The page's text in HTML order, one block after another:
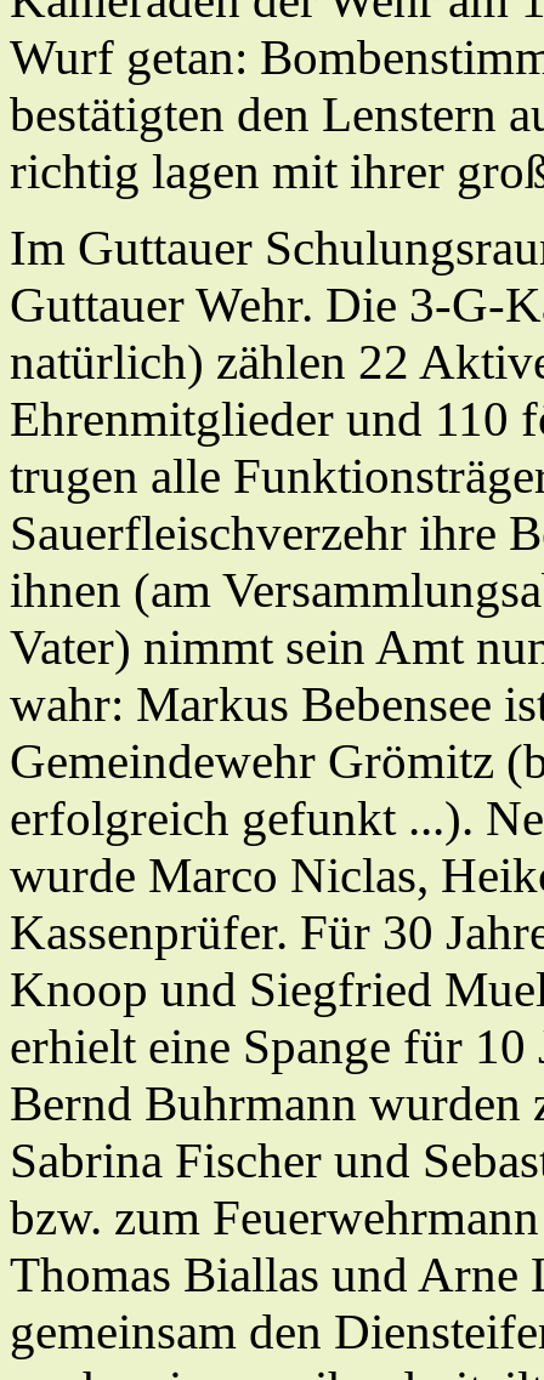
Wurf getan:
bestätigten den Lenstern
richtig lagen mit ihrer
Im Guttauer
Guttauer Wehr. Die 3-G-
natürlich) zählen 22
Ehrenmitglieder und 110
trugen alle
Sauerfleischverzehr ihre
ihnen (am
Vater) nimmt sein Amt
wahr: Markus Bebensee
Gemeindewehr Grömitz
erfolgreich gefunkt ...).
wurde Marco Niclas,
Kassenprüfer. Für 30
Knoop und Siegfried
erhielt eine Spange für
Bernd Buhrmann wurden
Sabrina Fischer und
bzw. zum
Thomas Biallas und Arne
gemeinsam den